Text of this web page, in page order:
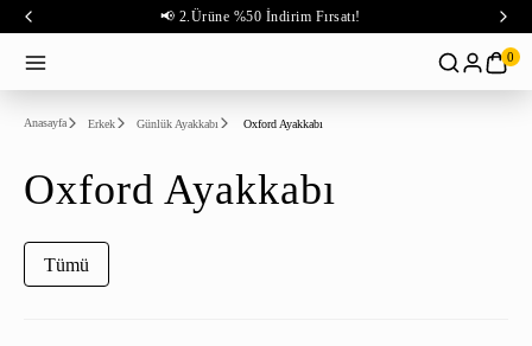
📢 2.Ürüne %50 İndirim Fırsatı!
0
Anasayfa Erkek Günlük Ayakkabı Oxford Ayakkabı
Oxford Ayakkabı
Tümü